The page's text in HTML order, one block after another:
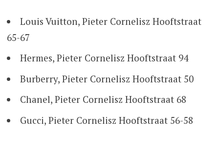
Louis Vuitton, Pieter Cornelisz Hooftstraat
65-67
Hermes, Pieter Cornelisz Hooftstraat 94
Burberry, Pieter Cornelisz Hooftstraat 50
Chanel, Pieter Cornelisz Hooftstraat 68
Gucci, Pieter Cornelisz Hooftstraat 56-58